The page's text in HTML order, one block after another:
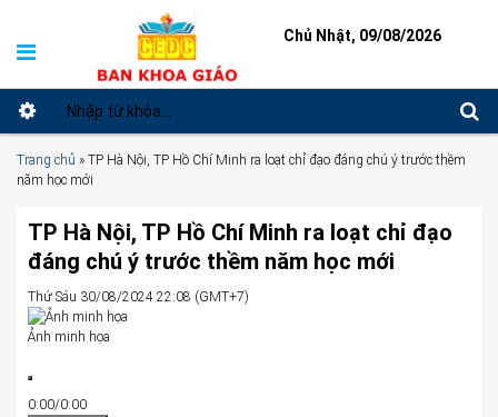
Chủ Nhật, 09/08/2026
Trang chủ » TP Hà Nội, TP Hồ Chí Minh ra loạt chỉ đạo đáng chú ý trước thềm
năm học mới
TP Hà Nội, TP Hồ Chí Minh ra loạt chỉ đạo
đáng chú ý trước thềm năm học mới
Thứ Sáu 30/08/2024 22:08 (GMT+7)
Ảnh minh họa
0:00/0:00